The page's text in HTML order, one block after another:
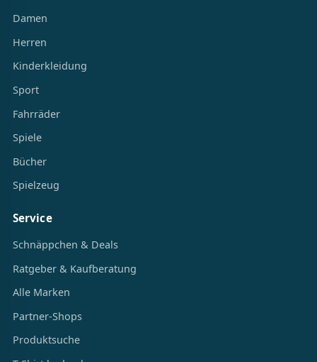
Damen
Herren
Kinderkleidung
Sport
Fahrräder
Spiele
Bücher
Spielzeug
Service
Schnäppchen & Deals
Ratgeber & Kaufberatung
Alle Marken
Partner-Shops
Produktsuche